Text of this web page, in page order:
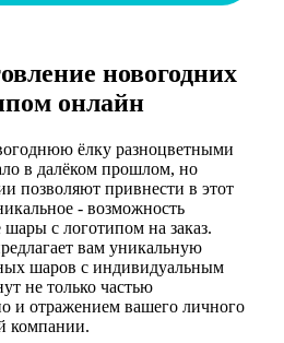
новогодних
онлайн
ёлку разноцветными
в далёком прошлом, но
позволяют привнести в этот
- возможность
шары с логотипом на заказ.
вам уникальную
шаров с индивидуальным
не только частью
и отражением вашего личного
компании.